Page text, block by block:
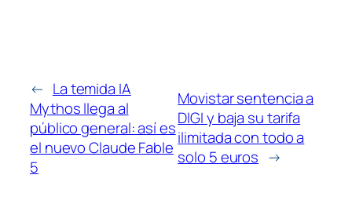
← La temida IA
Mythos llega al
público general: así es
el nuevo Claude Fable
5
Movistar sentencia a
DIGI y baja su tarifa
ilimitada con todo a
solo 5 euros →